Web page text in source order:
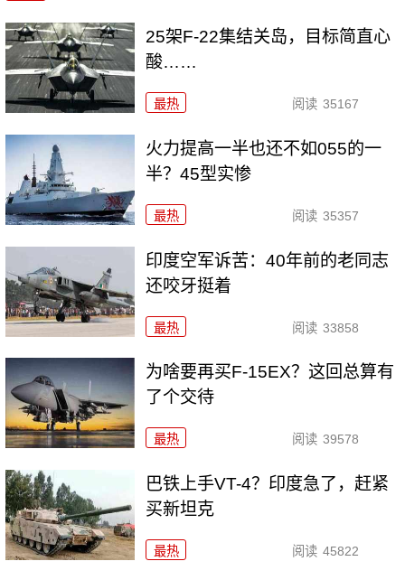
25架F-22集结关岛，目标简直心
酸……
最热 阅读 35167
火力提高一半也还不如055的一
半？45型实惨
最热 阅读 35357
印度空军诉苦：40年前的老同志
还咬牙挺着
最热 阅读 33858
为啥要再买F-15EX？这回总算有
了个交待
最热 阅读 39578
巴铁上手VT-4？印度急了，赶紧
买新坦克
最热 阅读 45822